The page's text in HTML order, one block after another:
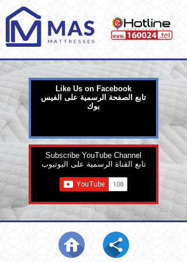
Like Us on Facebook
تابع الصفحة الرسمية على الفيس
بوك
Subscribe YouTube Channel
تابع القناة الرسمية على اليوتيوب